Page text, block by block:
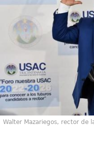
Walter Mazariegos, rector de